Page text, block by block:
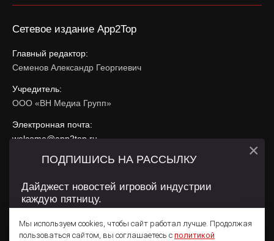
Сетевое издание App2Top
Главный редактор:
Семенов Александр Георгиевич
Учредитель:
ООО «ВН Медиа Групп»
Электронная почта:
welcome@app2top.ru
При использовании материалов активная ссылка на
Сайт использует IP адреса, cookie, данные геолокации
использования содержатся вПолитике конфиденциальностии
Мы используем cookies, чтобы сайт работал лучше. Продолжая
пользоваться сайтом, вы соглашаетесь с политикой
ПОДПИШИСЬ НА РАССЫЛКУ
Дайджест новостей игровой индустрии
каждую пятницу.
×